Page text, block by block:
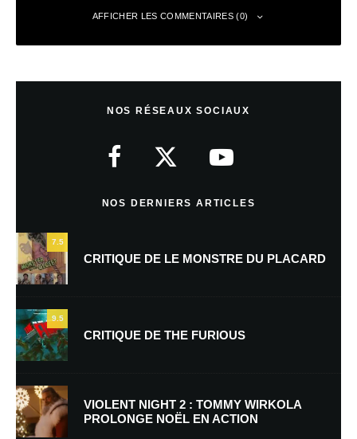
AFFICHER LES COMMENTAIRES (0)
Nom*
E-mail
NOS RÉSEAUX SOCIAUX
NOS DERNIERS ARTICLES
7.5
CRITIQUE DE LE MONSTRE DU PLACARD
9.5
CRITIQUE DE THE FURIOUS
VIOLENT NIGHT 2 : TOMMY WIRKOLA
PROLONGE NOËL EN ACTION